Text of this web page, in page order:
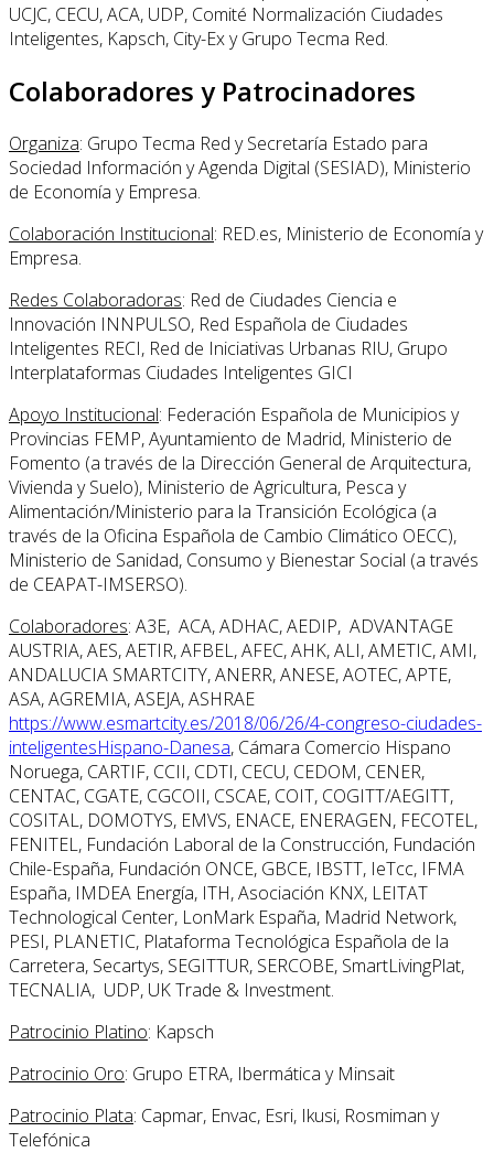
UCJC, CECU, ACA, UDP, Comité Normalización Ciudades
Inteligentes, Kapsch, City-Ex y Grupo Tecma Red.
Colaboradores y Patrocinadores
Organiza: Grupo Tecma Red y Secretaría Estado para
Sociedad Información y Agenda Digital (SESIAD), Ministerio
de Economía y Empresa.
Colaboración Institucional: RED.es, Ministerio de Economía y
Empresa.
Redes Colaboradoras: Red de Ciudades Ciencia e
Innovación INNPULSO, Red Española de Ciudades
Inteligentes RECI, Red de Iniciativas Urbanas RIU, Grupo
Interplataformas Ciudades Inteligentes GICI
Apoyo Institucional: Federación Española de Municipios y
Provincias FEMP, Ayuntamiento de Madrid, Ministerio de
Fomento (a través de la Dirección General de Arquitectura,
Vivienda y Suelo), Ministerio de Agricultura, Pesca y
Alimentación/Ministerio para la Transición Ecológica (a
través de la Oficina Española de Cambio Climático OECC),
Ministerio de Sanidad, Consumo y Bienestar Social (a través
de CEAPAT-IMSERSO).
Colaboradores: A3E, ACA, ADHAC, AEDIP, ADVANTAGE
AUSTRIA, AES, AETIR, AFBEL, AFEC, AHK, ALI, AMETIC, AMI,
ANDALUCIA SMARTCITY, ANERR, ANESE, AOTEC, APTE,
ASA, AGREMIA, ASEJA, ASHRAE
https://www.esmartcity.es/2018/06/26/4-congreso-ciudades-
inteligentesHispano-Danesa, Cámara Comercio Hispano
Noruega, CARTIF, CCII, CDTI, CECU, CEDOM, CENER,
CENTAC, CGATE, CGCOII, CSCAE, COIT, COGITT/AEGITT,
COSITAL, DOMOTYS, EMVS, ENACE, ENERAGEN, FECOTEL,
FENITEL, Fundación Laboral de la Construcción, Fundación
Chile-España, Fundación ONCE, GBCE, IBSTT, IeTcc, IFMA
España, IMDEA Energía, ITH, Asociación KNX, LEITAT
Technological Center, LonMark España, Madrid Network,
PESI, PLANETIC, Plataforma Tecnológica Española de la
Carretera, Secartys, SEGITTUR, SERCOBE, SmartLivingPlat,
TECNALIA, UDP, UK Trade & Investment.
Patrocinio Platino: Kapsch
Patrocinio Oro: Grupo ETRA, Ibermática y Minsait
Patrocinio Plata: Capmar, Envac, Esri, Ikusi, Rosmiman y
Telefónica